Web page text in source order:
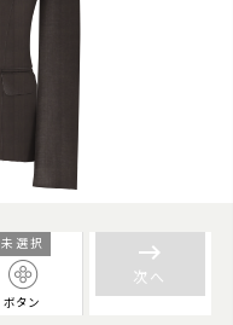
ボタン
未選択 keyboard_backspace
次へ